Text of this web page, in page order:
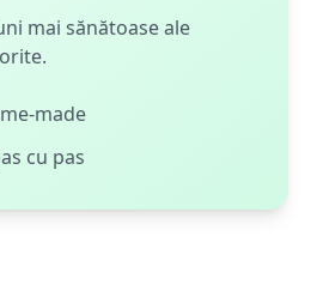
mai sănătoase ale
made
cu pas